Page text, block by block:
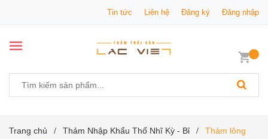
Tin tức Liên hệ Đăng ký Đăng nhập
Trang chủ / Thảm Nhập Khẩu Thổ Nhĩ Kỳ - Bỉ /
Thảm lông